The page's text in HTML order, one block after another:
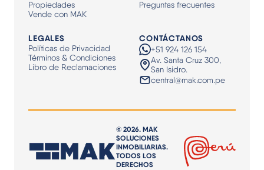
Propiedades
Vende con MAK
Preguntas frecuentes
LEGALES
Políticas de Privacidad
Términos & Condiciones
Libro de Reclamaciones
CONTÁCTANOS
+51 924 126 154
Av. Santa Cruz 300,
San Isidro.
central@mak.com.pe
© 2026. MAK
SOLUCIONES
INMOBILIARIAS.
TODOS LOS
DERECHOS